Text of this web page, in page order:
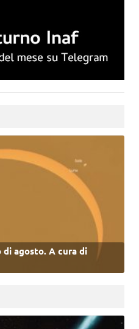
di agosto. A cura di